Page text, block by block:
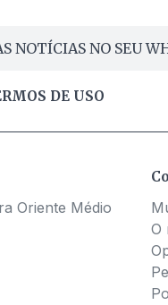
NOTÍCIAS NO SEU
DE USO
Oriente Médio
O